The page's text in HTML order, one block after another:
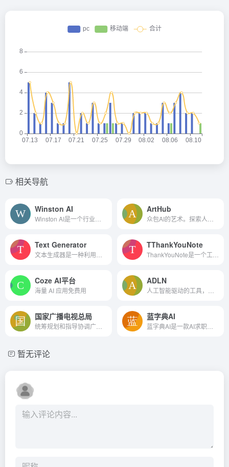
相关导航
Winston AI ArtHub
Text Generator TThankYouNote
Coze AI平台
海量 AI 应用免费用
ADLN
国家广播电视总局 蓝字典AI
暂无评论